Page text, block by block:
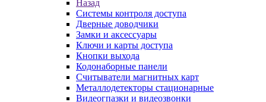
Назад
Системы контроля доступа
Дверные доводчики
Замки и аксессуары
Ключи и карты доступа
Кнопки выхода
Кодонаборные панели
Считыватели магнитных карт
Металлодетекторы стационарные
Видеогпазки и видеозвонки